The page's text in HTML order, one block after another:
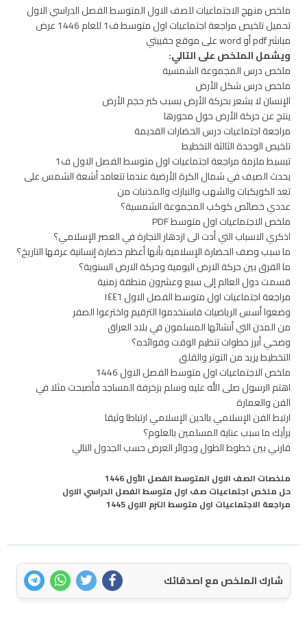
ملخص منهج الاجتماعيات للصف الاول المتوسط الفصل الدراسي الاول
تحميل تلخيص مراجعة اجتماعيات اول متوسط ف1 للعام 1446 عرض
مباشر pdf أو word على موقع حقيبتي
ويشمل الملخص على التالي:
ملخص درس المجموعة الشمسية
ملخص درس شكل الأرض
الإنسان لا يشعر بحركة الأرض بسبب كبر حجم الأرض
ينتج عن حركة الأرض حول محورها
مراجعة اجتماعيات درس الحضارات القديمة
تلخيص الوحدة الثالثة التخطيط
تبسيط ملزمة مراجعة اجتماعيات اول متوسط الفصل الاول ف1
يحدث الصيف في شمال الكرة الأرضية عندما تتعامد أشعة الشمس على
تعد الكويكبات والشهب والنيازك والمذنبات من
عددي خصائص كوكب المجموعة الشمسية؟
ملخص الاجتماعيات اول متوسط PDF
اذكري الاسباب التي أدت الى ازدهار التجارة في العصر الإسلامي؟
ما سبب وصف الحضارة الإسلامية بأنها أعظم حضارة إنسانية عرفها التاريخ؟
ما الفرق بين حركة الارض اليومية وحركة الارض السنوية؟
قسمت دول العالم إلى سبع وعشرون منطقة زمنية
مراجعة اجتماعيات اول متوسط الفصل الاول ١٤٤٦
وضعوا أسس الرياضيات فاستخدموا الترقيم واخترعوا الصفر
من المدن التي أنشائها المسلمون في بلاد العراق
وضحي أبرز خطوات تنظيم الوقت وفوائده؟
التخطيط يزيد من التوتر والقلق
ملخص الاجتماعيات اول متوسط الفصل الاول 1446
اهتم الرسول صلى الله عليه وسلم بزخرفة المساجد فأصبحت مثلا في
الفن والعمارة
ارتبط الفن الإسلامي بالدين الإسلامي ارتباطا وثيقا
برأيك ما سبب عناية المسلمين بالعلوم؟
قارني بين خطوط الطول ودوائر العرض حسب الجدول التالي
ملخصات الصف الاول المتوسط الفصل الأول 1446
حل ملخص اجتماعيات صف اول متوسط الفصل الدراسي الاول
مراجعة الاجتماعيات اول متوسط الترم الاول 1445
شارك الملخص مع اصدقائك